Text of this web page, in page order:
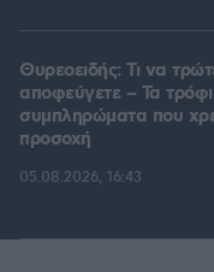
Θυρεοειδής: Τι να
αποφεύγετε – Τα
συμπληρώματα που
προσοχή
05.08.2026, 16:43